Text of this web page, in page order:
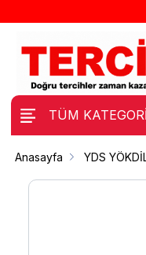
TÜM
Anasayfa YDS